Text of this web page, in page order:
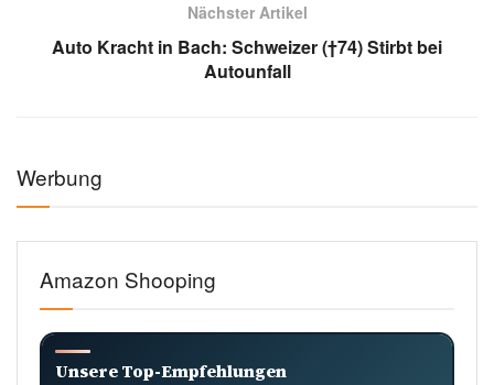
Nächster Artikel
Auto Kracht in Bach: Schweizer (†74) Stirbt bei
Autounfall
Werbung
Amazon Shooping
Unsere Top-Empfehlungen